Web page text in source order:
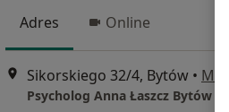
Adres Online
Sikorskiego 32/4, Bytów • Mapa
Psycholog Anna Łaszcz Bytów